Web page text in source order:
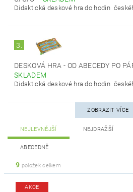
Didaktická deskové hra do hodin
3.
DESKOVÁ HRA - OD ABECEDY PO
SKLADEM
Didaktická deskové hra do hodin
ZOBRAZIT VÍCE
NEJLEVNĚJŠÍ NEJDRAŽŠÍ
ABECEDNĚ
9 položek celkem
AKCE